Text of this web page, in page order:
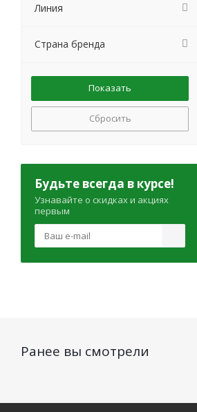
Линия
Страна бренда
Сбросить
Будьте всегда в курсе!
Узнавайте о скидках и акциях
первым
Ранее вы смотрели